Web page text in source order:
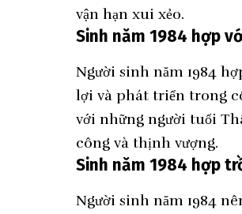
vận hạn xui xẻo.
Sinh năm 1984 hợp
Người sinh năm 1984
lợi và phát triển trong
với những người tuổi
công và thịnh vượng.
Sinh năm 1984 hợp
Người sinh năm 1984